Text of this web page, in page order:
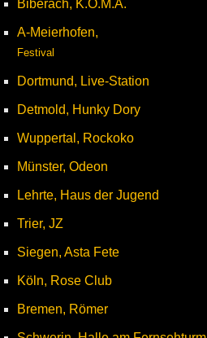
Biberach, K.O.M.A.
A-Meierhofen,
Festival
Dortmund, Live-Station
Detmold, Hunky Dory
Wuppertal, Rockoko
Münster, Odeon
Lehrte, Haus der Jugend
Trier, JZ
Siegen, Asta Fete
Köln, Rose Club
Bremen, Römer